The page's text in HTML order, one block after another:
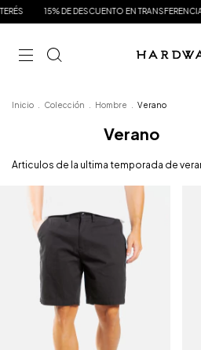
DESCUENTO EN TRANSFERENCIA ENVÍO
Inicio Colección Hombre Verano
Verano
Articulos de la ultima temporada de